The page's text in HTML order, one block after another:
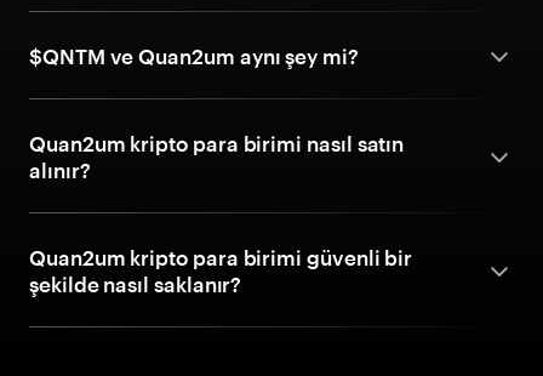
$QNTM ve Quan2um aynı şey mi?
Quan2um kripto para birimi nasıl satın
alınır?
Quan2um kripto para birimi güvenli bir
şekilde nasıl saklanır?